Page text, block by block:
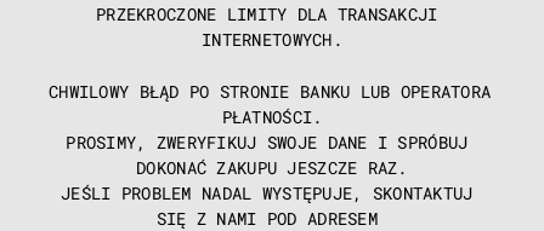
PRZEKROCZONE LIMITY DLA TRANSAKCJI
INTERNETOWYCH.
CHWILOWY BŁĄD PO STRONIE BANKU LUB OPERATORA
PŁATNOŚCI.
PROSIMY, ZWERYFIKUJ SWOJE DANE I SPRÓBUJ
DOKONAĆ ZAKUPU JESZCZE RAZ.
JEŚLI PROBLEM NADAL WYSTĘPUJE, SKONTAKTUJ
SIĘ Z NAMI POD ADRESEM